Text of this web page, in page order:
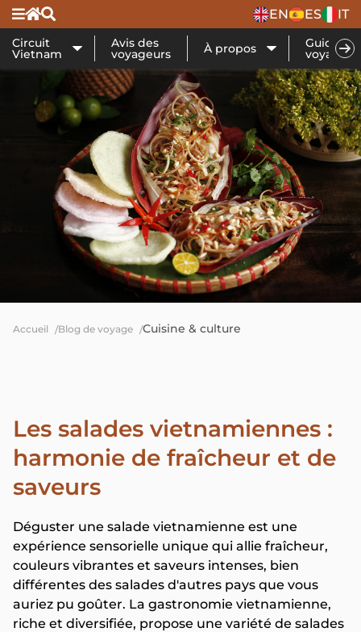
EN ES IT
Circuit
Vietnam
Avis des
voyageurs À propos Guide de
voyage
Accueil Blog de voyage Cuisine & culture
Les salades vietnamiennes :
harmonie de fraîcheur et de
saveurs
Déguster une salade vietnamienne est une
expérience sensorielle unique qui allie fraîcheur,
couleurs vibrantes et saveurs intenses, bien
différentes des salades d'autres pays que vous
auriez pu goûter. La gastronomie vietnamienne,
riche et diversifiée, propose une variété de salades